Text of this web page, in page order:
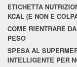
ETICHETTA
KCAL (E NON È
COME RIENTRARE
PESO
SPESA AL
INTELLIGENTE PER